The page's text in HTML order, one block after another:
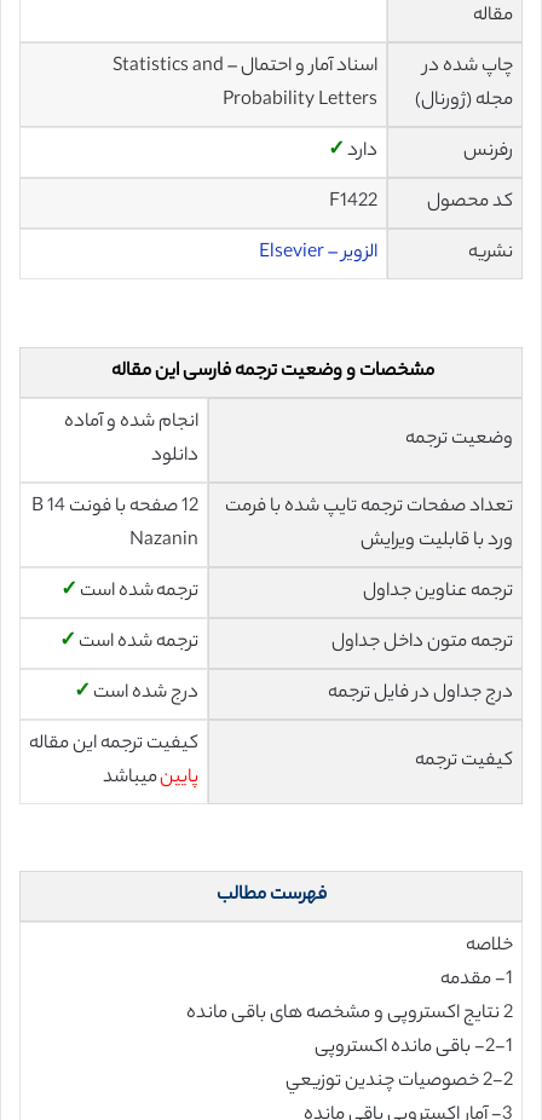
مقاله
چاپ شده در
مجله (ژورنال)
اسناد آمار و احتمال – Statistics and
Probability Letters
رفرنس
دارد✓
کد محصول
F1422
نشریه
الزویر – Elsevier
مشخصات و وضعیت ترجمه فارسی این مقاله
وضعیت ترجمه
انجام شده و آماده
دانلود
تعداد صفحات ترجمه تایپ شده با فرمت
ورد با قابلیت ویرایش
12 صفحه با فونت 14 B
Nazanin
ترجمه عناوین جداول
ترجمه شده است ✓
ترجمه متون داخل جداول
ترجمه شده است ✓
درج جداول در فایل ترجمه
درج شده است ✓
کیفیت ترجمه
کیفیت ترجمه این مقاله
پایینمیباشد
فهرست مطالب
خلاصه
1- مقدمه
2 نتایج اکستروپی و مشخصه های باقی مانده
2-1- باقی مانده اکستروپی
2-2 خصوصیات چندین توزیعي